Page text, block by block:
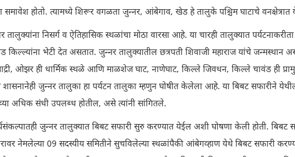
समावेश होतो. त्यामध्ये शिरूर वगळता जुन्नर, आंबेगाव, खेड हे तालुके पश्चिम घाटाचे वनक्षेत्रात
तालुक्यांना निसर्ग व ऐतिहासिक स्थळांचा मोठा वारसा आहे. या चारही तालुक्यात
किल्ल्यांना भेटी देत असतात. जुन्नर तालुक्यातील छत्रपती शिवाजी महाराज यांचे जन्मस्थान
ओझर ही धार्मिक स्थळे आणि माळशेज घाट, नाणेघाट, किल्ले जिवधन, किल्ले चावंड ही
जुन्नर तालुका हा पर्यटन तालुका म्हणुन घोषीत केलेला आहे. या बिबट सफारीने
अधिक संधी उपलब्ध होतील, असे त्यांनी सांगितले.
जुन्नर तालुक्यात बिबट सफारी सुरु करण्यात येईल अशी घोषणा केली होती. बिबट
नेमलेल्या 09 सदस्यीय समितीने सुचविलेल्या स्थळांपैकी आंबेगव्हाण येथे बिबट सफारी